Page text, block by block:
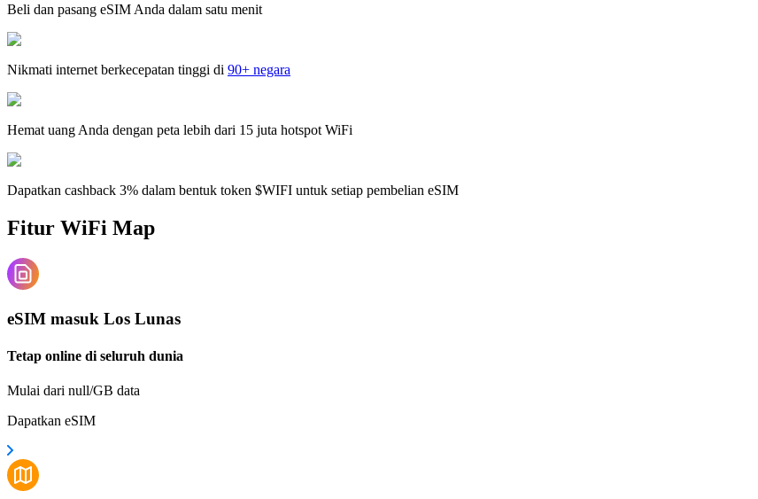
Beli dan pasang eSIM Anda dalam satu menit
Nikmati internet berkecepatan tinggi di 90+ negara
Hemat uang Anda dengan peta lebih dari 15 juta hotspot WiFi
Dapatkan cashback 3% dalam bentuk token $WIFI untuk setiap pembelian eSIM
Fitur WiFi Map
eSIM masuk Los Lunas
Tetap online di seluruh dunia
Mulai dari null/GB data
Dapatkan eSIM